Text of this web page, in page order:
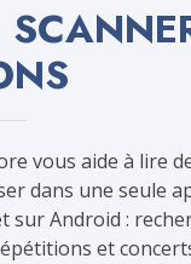
vous aide à lire
dans une seule
sur Android :
et